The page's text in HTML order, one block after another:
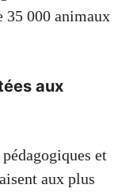
35 000 animaux
aux
et
aux plus